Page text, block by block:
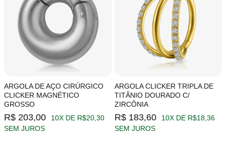
ARGOLA DE AÇO CIRÚRGICO
CLICKER MAGNÉTICO
GROSSO
R$ 203,00
10X DE R$20,30
SEM JUROS
ARGOLA CLICKER TRIPLA DE
TITÂNIO DOURADO C/
ZIRCÔNIA
R$ 183,60
10X DE R$18,36
SEM JUROS